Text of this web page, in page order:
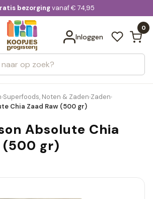
voor 20:00 uur besteld
bezorgingvanaf € 74,95
Inloggen
0
Bekijk alle resultaten
›Superfoods, Noten & Zaden›Zaden›
Chia Zaad Raw (500 gr)
Absolute Chia
(500 gr)